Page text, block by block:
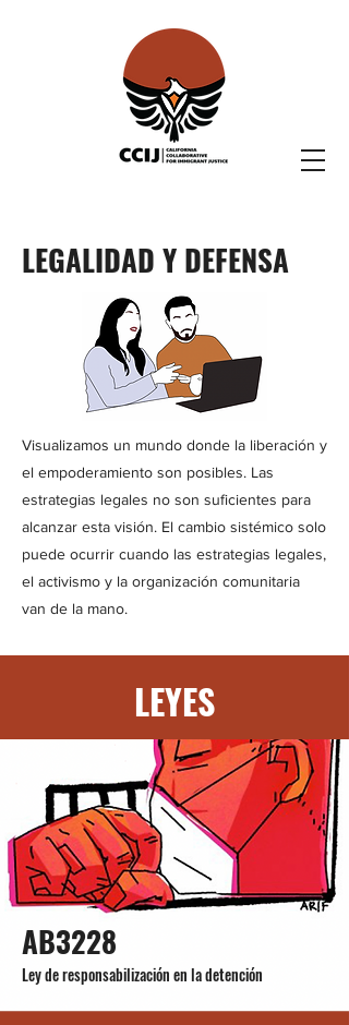
LEGALIDAD Y DEFENSA
Visualizamos un mundo donde la liberación y
el empoderamiento son posibles. Las
estrategias legales no son suficientes para
alcanzar esta visión. El cambio sistémico solo
puede ocurrir cuando las estrategias legales,
el activismo y la organización comunitaria
van de la mano.
LEYES
AB3228
Ley de responsabilización en la detención